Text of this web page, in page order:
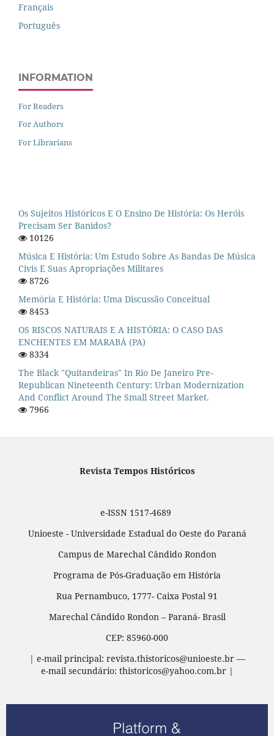
Français
Português
INFORMATION
For Readers
For Authors
For Librarians
Os Sujeitos Históricos E O Ensino De História: Os Heróis
Precisam Ser Banidos?
10126
Música E História: Um Estudo Sobre As Bandas De Música
Civis E Suas Apropriações Militares
8726
Memória E História: Uma Discussão Conceitual
8453
OS RISCOS NATURAIS E A HISTÓRIA: O CASO DAS
ENCHENTES EM MARABÁ (PA)
8334
The Black "quitandeiras" In Rio De Janeiro Pre-
Republican Nineteenth Century: Urban Modernization
And Conflict Around The Small Street Market.
7966
Revista Tempos Históricos
e-ISSN 1517-4689
Unioeste - Universidade Estadual do Oeste do Paraná
Campus de Marechal Cândido Rondon
Programa de Pós-Graduação em História
Rua Pernambuco, 1777- Caixa Postal 91
Marechal Cândido Rondon – Paraná- Brasil
CEP: 85960-000
| e-mail principal: revista.thistoricos@unioeste.br —
e-mail secundário: thistoricos@yahoo.com.br |